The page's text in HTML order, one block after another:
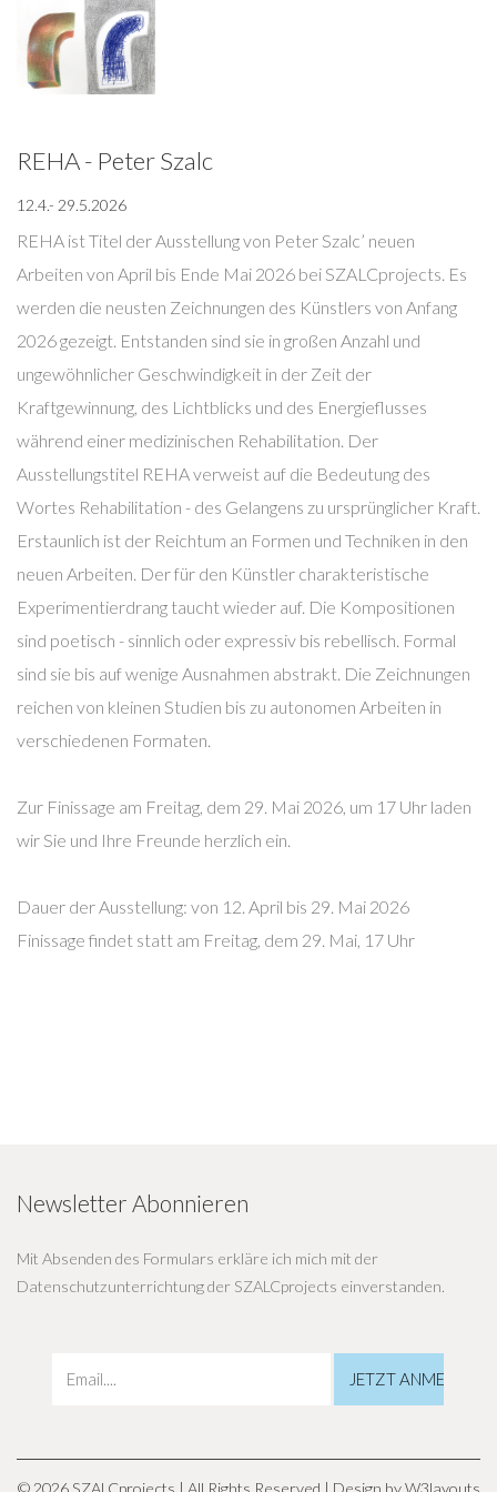
REHA - Peter Szalc
12.4.- 29.5.2026
REHA ist Titel der Ausstellung von Peter Szalc’ neuen
Arbeiten von April bis Ende Mai 2026 bei SZALCprojects. Es
werden die neusten Zeichnungen des Künstlers von Anfang
2026 gezeigt. Entstanden sind sie in großen Anzahl und
ungewöhnlicher Geschwindigkeit in der Zeit der
Kraftgewinnung, des Lichtblicks und des Energieflusses
während einer medizinischen Rehabilitation. Der
Ausstellungstitel REHA verweist auf die Bedeutung des
Wortes Rehabilitation - des Gelangens zu ursprünglicher Kraft.
Erstaunlich ist der Reichtum an Formen und Techniken in den
neuen Arbeiten. Der für den Künstler charakteristische
Experimentierdrang taucht wieder auf. Die Kompositionen
sind poetisch - sinnlich oder expressiv bis rebellisch. Formal
sind sie bis auf wenige Ausnahmen abstrakt. Die Zeichnungen
reichen von kleinen Studien bis zu autonomen Arbeiten in
verschiedenen Formaten.
Zur Finissage am Freitag, dem 29. Mai 2026, um 17 Uhr laden
wir Sie und Ihre Freunde herzlich ein.
Dauer der Ausstellung: von 12. April bis 29. Mai 2026
Finissage findet statt am Freitag, dem 29. Mai, 17 Uhr
Newsletter Abonnieren
Mit Absenden des Formulars erkläre ich mich mit der
Datenschutzunterrichtung der SZALCprojects einverstanden.